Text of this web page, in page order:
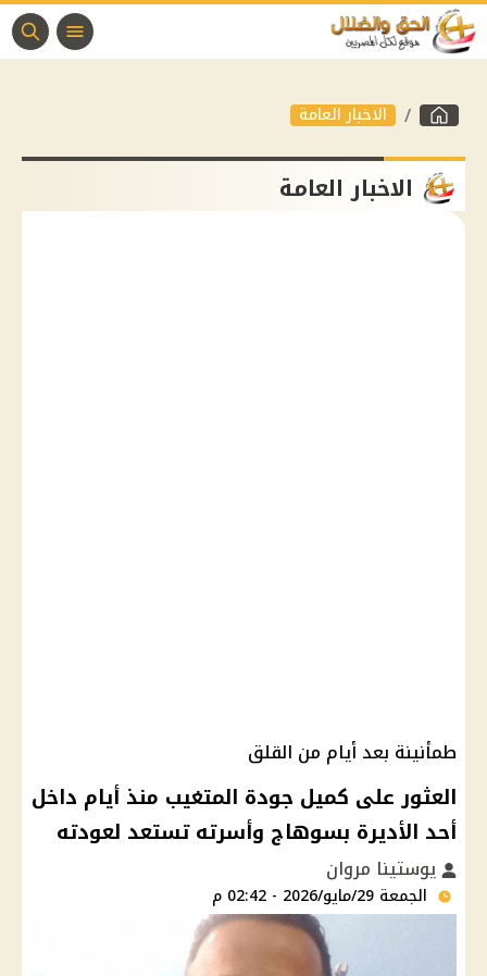
الاخبار العامة
الاخبار العامة
طمأنينة بعد أيام من القلق
العثور على كميل جودة المتغيب منذ أيام داخل
أحد الأديرة بسوهاج وأسرته تستعد لعودته
يوستينا مروان
الجمعة 29/مايو/2026 - 02:42 م